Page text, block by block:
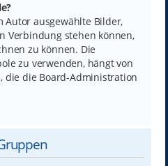
Autor ausgewählte Bilder,
Verbindung stehen können,
zu können. Die
zu verwenden, hängt von
die die Board-Administration